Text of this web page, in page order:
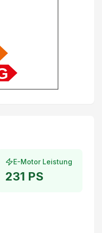
des Importeurs
E-Motor Leistung
231 PS